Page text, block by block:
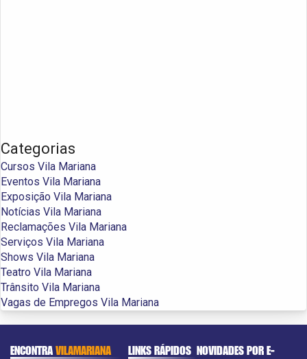
Categorias
Cursos Vila Mariana
Eventos Vila Mariana
Exposição Vila Mariana
Notícias Vila Mariana
Reclamações Vila Mariana
Serviços Vila Mariana
Shows Vila Mariana
Teatro Vila Mariana
Trânsito Vila Mariana
Vagas de Empregos Vila Mariana
ENCONTRAVILAMARIANA LINKS RÁPIDOS NOVIDADES POR E-